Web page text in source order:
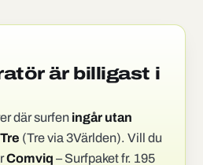
är billigast i
där surfen ingår utan
Tre (Tre via 3Världen). Vill du
Comviq – Surfpaket fr. 195